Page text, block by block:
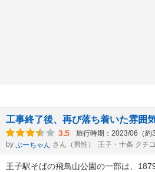
工事終了後、再び落ち着いた雰囲
3.5 旅行時期：2023/06（約3
by ぷーちゃん さん（男性） 王子・十条 クチ
王子駅そばの飛鳥山公園の一部は、